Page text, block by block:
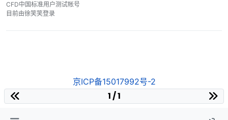
CFD中国标准用户测试帐号
目前由徐笑笑登录
京ICP备15017992号-2
1 / 1